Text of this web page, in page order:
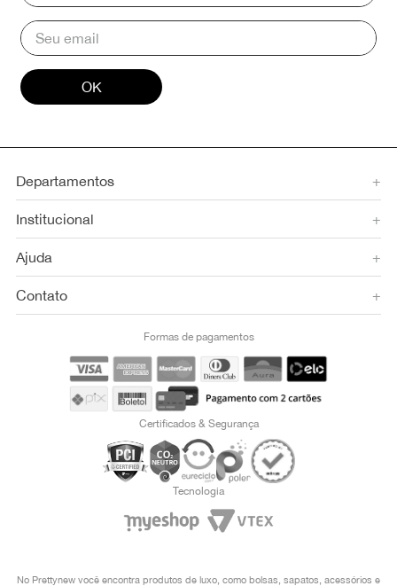
OK
Departamentos +
Institucional +
Ajuda +
Contato +
Formas de pagamentos
Certificados & Segurança
Tecnologia
No Prettynew você encontra produtos de luxo, como bolsas, sapatos, acessórios e